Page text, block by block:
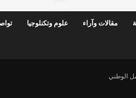
مقالات وآراء علوم وتكنلوجيا
الوطني